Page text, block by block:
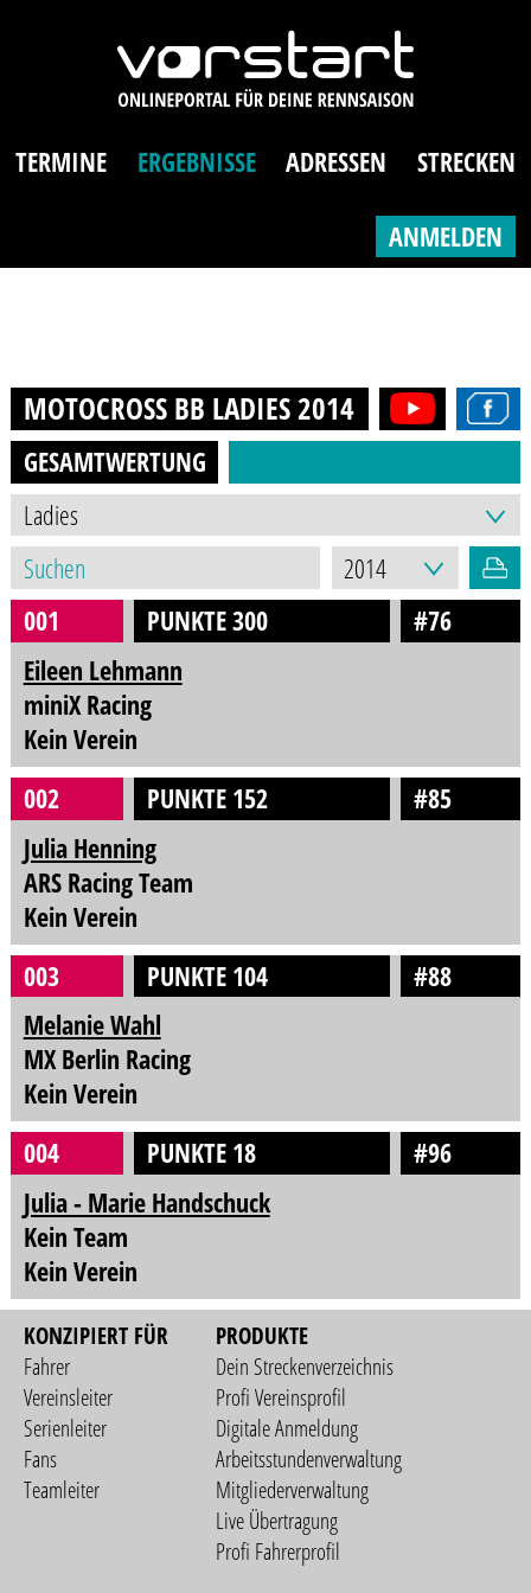
TERMINE ERGEBNISSE ADRESSEN STRECKEN
ANMELDEN
MOTOCROSS BB LADIES2014
GESAMTWERTUNG
001 PUNKTE 300
#76
Eileen Lehmann
miniX Racing
Kein Verein
002
PUNKTE 152
#85
Julia Henning
ARS Racing Team
Kein Verein
003
PUNKTE 104
#88
Melanie Wahl
MX Berlin Racing
Kein Verein
004
PUNKTE 18
#96
Julia - Marie Handschuck
Kein Team
Kein Verein
KONZIPIERT FÜR
Fahrer
Vereinsleiter
Serienleiter
Fans
Teamleiter
PRODUKTE
Dein Streckenverzeichnis
Profi Vereinsprofil
Digitale Anmeldung
Arbeitsstundenverwaltung
Mitgliederverwaltung
Live Übertragung
Profi Fahrerprofil